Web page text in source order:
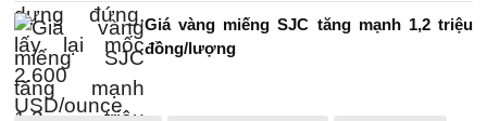
Giá vàng miếng SJC tăng mạnh 1,2 triệu
đồng/lượng